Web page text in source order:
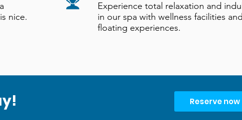
nice.
Experience total relaxation and
in our spa with wellness facilities
floating experiences.
Reserve now